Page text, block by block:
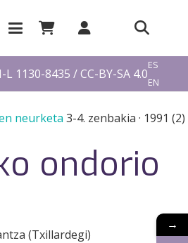
1130-8435 / CC-BY-SA 4.0
ES
EN
neurketa 3-4. zenbakia · 1991 (2)
ondorio
(Txillardegi)
→